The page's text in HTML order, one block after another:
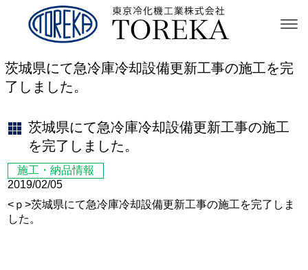
茨城県にて急冷庫冷却設備更新工事の施工を完
了しました。
茨城県にて急冷庫冷却設備更新工事の施工
を完了しました。
施工・納品情報
2019/02/05
<ｐ>茨城県にて急冷庫冷却設備更新工事の施工を完了しま
した。